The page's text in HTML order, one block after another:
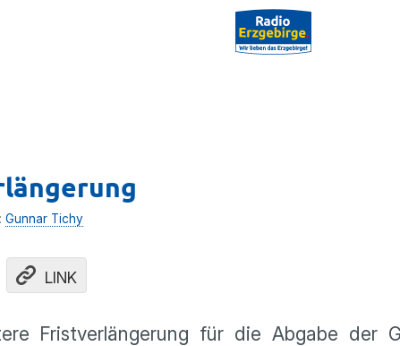
Gunnar Tichy
LINK
Fristverlängerung für die Abgabe der